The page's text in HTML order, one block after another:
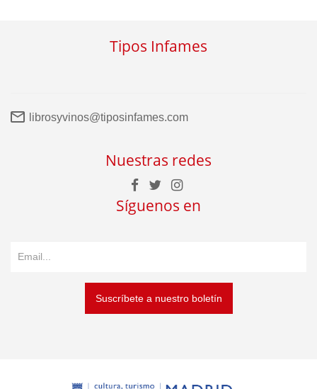
Tipos Infames
librosyvinos@tiposinfames.com
Nuestras redes
Síguenos en
Suscríbete a nuestro boletín